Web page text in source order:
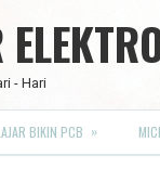
- Hari
BIKIN PCB »